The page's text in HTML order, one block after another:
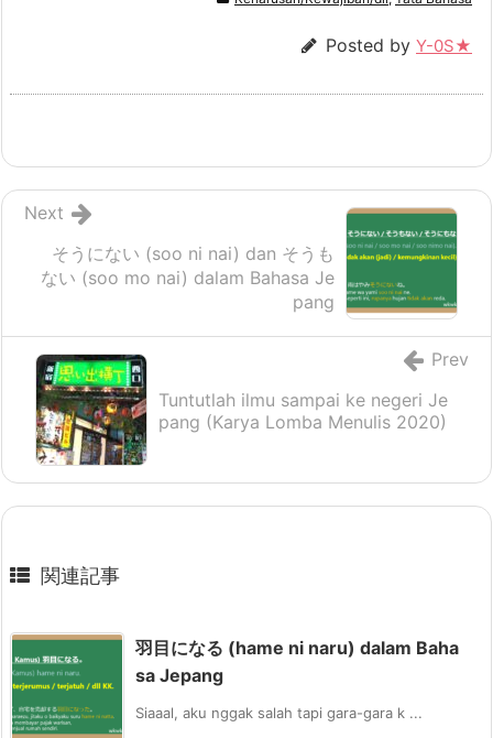
Posted by Y-0S★
そうにない (soo ni nai) dan そうも
ない (soo mo nai) dalam Bahasa Je
pang
Next
Tuntutlah ilmu sampai ke negeri Je
pang (Karya Lomba Menulis 2020)
Prev
関連記事
羽目になる (hame ni naru) dalam Baha
sa Jepang
Siaaal, aku nggak salah tapi gara-gara k ...